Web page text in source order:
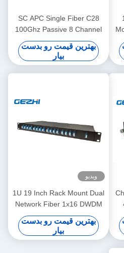
ماژول 4 شکاف 1U Rack
SC APC Single Fiber C28
100Ghz Passive 8 Channel
Dwdm Mux
بهترین قیمت رو بدست
بیار
4
ویدیو
1U 19 Inch Rack Mount Dual
Network Fiber 1x16 DWDM
Mux Demux
بهترین قیمت رو بدست
بیار